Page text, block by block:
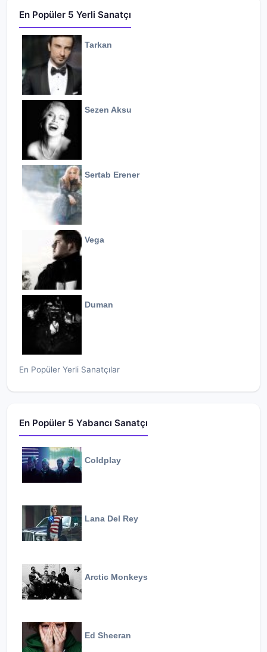
En Popüler 5 Yerli Sanatçı
Tarkan
Sezen Aksu
Sertab Erener
Vega
Duman
En Popüler Yerli Sanatçılar
En Popüler 5 Yabancı Sanatçı
Coldplay
Lana Del Rey
Arctic Monkeys
Ed Sheeran